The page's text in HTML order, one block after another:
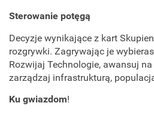
Sterowanie potęgą
Decyzje wynikające z kart
rozgrywki. Zagrywając je
Rozwijaj Technologie, awansuj
zarządzaj infrastrukturą,
Ku gwiazdom!